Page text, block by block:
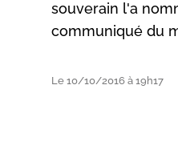
souverain l'a
communiqué du
Le 10/10/2016 à 19h17